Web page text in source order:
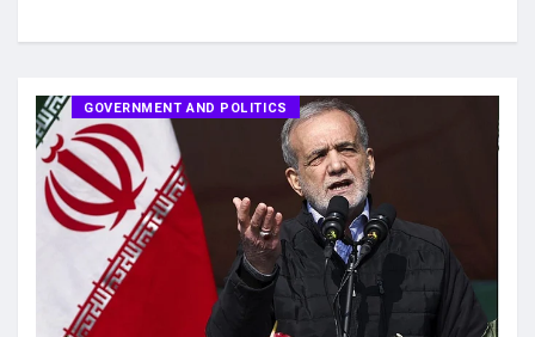
GOVERNMENT AND POLITICS